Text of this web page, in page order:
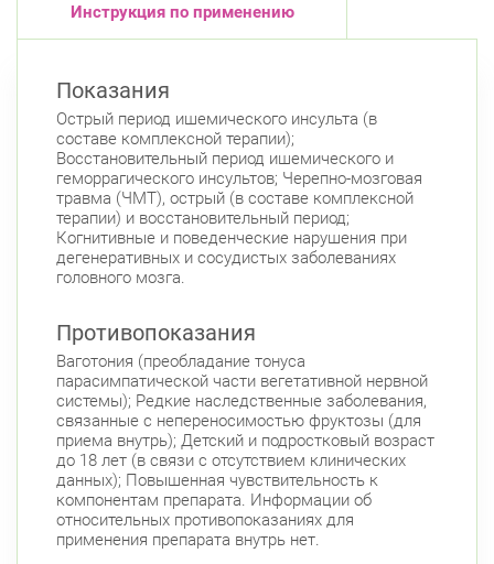
Инструкция по применению
Показания
Острый период ишемического инсульта (в
составе комплексной терапии);
Восстановительный период ишемического и
геморрагического инсультов; Черепно-мозговая
травма (ЧМТ), острый (в составе комплексной
терапии) и восстановительный период;
Когнитивные и поведенческие нарушения при
дегенеративных и сосудистых заболеваниях
головного мозга.
Противопоказания
Ваготония (преобладание тонуса
парасимпатической части вегетативной нервной
системы); Редкие наследственные заболевания,
связанные с непереносимостью фруктозы (для
приема внутрь); Детский и подростковый возраст
до 18 лет (в связи с отсутствием клинических
данных); Повышенная чувствительность к
компонентам препарата. Информации об
относительных противопоказаниях для
применения препарата внутрь нет.